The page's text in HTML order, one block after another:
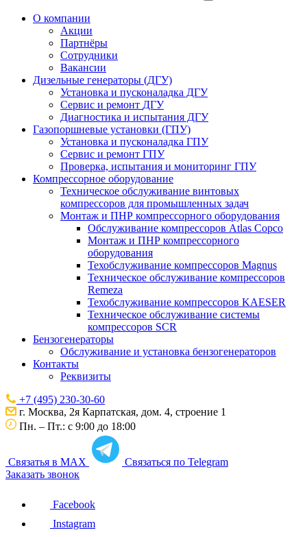
О компании
Акции
Партнёры
Сотрудники
Вакансии
Дизельные генераторы (ДГУ)
Установка и пусконаладка ДГУ
Сервис и ремонт ДГУ
Диагностика и испытания ДГУ
Газопоршневые установки (ГПУ)
Установка и пусконаладка ГПУ
Сервис и ремонт ГПУ
Проверка, испытания и мониторинг ГПУ
Компрессорное оборудование
Техническое обслуживание винтовых
компрессоров для промышленных задач
Монтаж и ПНР компрессорного оборудования
Обслуживание компрессоров Atlas Copco
Монтаж и ПНР компрессорного
оборудования
Техобслуживание компрессоров Magnus
Техническое обслуживание компрессоров
Remeza
Техобслуживание компрессоров KAESER
Техническое обслуживание системы
компрессоров SCR
Бензогенераторы
Обслуживание и установка бензогенераторов
Контакты
Реквизиты
+7 (495) 230-30-60
г. Москва, 2я Карпатская, дом. 4, строение 1
Пн. – Пт.: с 9:00 до 18:00
Связатья в MAX
Связаться по Telegram
Заказать звонок
Facebook
Instagram